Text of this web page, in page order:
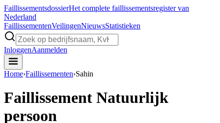
FaillissementsdossierHet complete faillissementsregister van
Nederland
FaillissementenVeilingenNieuwsStatistieken
InloggenAanmelden
Home›Faillissementen›Sahin
Faillissement Natuurlijk
persoon